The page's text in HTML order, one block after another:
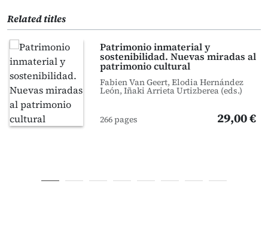
Related titles
Patrimonio inmaterial y
sostenibilidad. Nuevas miradas al
patrimonio cultural
Fabien Van Geert, Elodia Hernández
León, Iñaki Arrieta Urtizberea (eds.)
266 pages 29,00 €